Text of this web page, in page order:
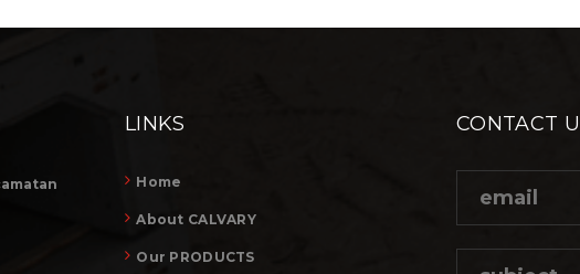
LINKS
Home
About CALVARY
Our PRODUCTS
CONTACT